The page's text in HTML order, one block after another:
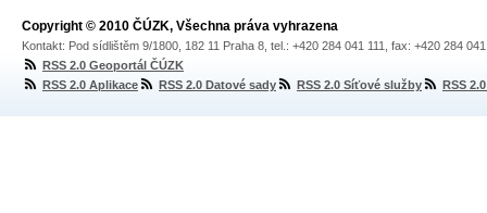
Copyright © 2010 ČÚZK, Všechna práva vyhrazena
Kontakt: Pod sídlištěm 9/1800, 182 11 Praha 8, tel.: +420 284 041 111, fax: +420 284
RSS 2.0 Geoportál ČÚZK
RSS 2.0 Aplikace
RSS 2.0 Datové sady RSS 2.0 Síťové služby RSS